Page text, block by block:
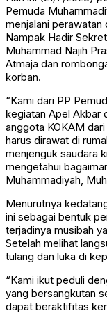
Pemuda
menjalani perawatan
Nampak Hadir
Muhammad Najih
Atmaja dan
korban.
“Kami dari PP
kegiatan Apel Akbar
anggota KOKAM
harus dirawat di
menjenguk saudara
mengetahui
Muhammadiyah,
Menurutnya
ini sebagai bentuk
terjadinya musibah
Setelah melihat
tulang dan luka di
“Kami ikut peduli
yang bersangkutan
dapat beraktifitas